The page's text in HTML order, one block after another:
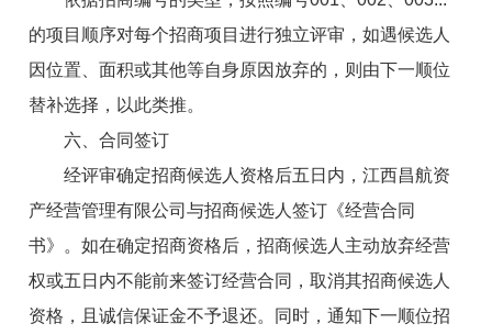
的项目顺序对每个招商项目进行独立评审，如遇候选人
因位置、面积或其他等自身原因放弃的，则由下一顺位
替补选择，以此类推。
六、合同签订
经评审确定招商候选人资格后五日内，江西昌航资
产经营管理有限公司与招商候选人签订《经营合同
书》。如在确定招商资格后，招商候选人主动放弃经营
权或五日内不能前来签订经营合同，取消其招商候选人
资格，且诚信保证金不予退还。同时，通知下一顺位招